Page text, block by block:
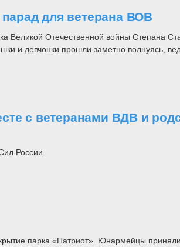
для ветерана ВОВ
Отечественной войны Степана
и девчонки прошли заметно волнуясь,
с ветеранами ВДВ и
России.
парка «Патриот». Юнармейцы